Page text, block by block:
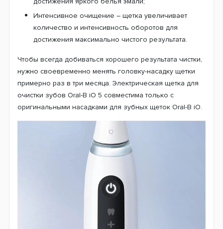
Интенсивное очищение – щетка увеличивает
количество и интенсивность оборотов для
достижения максимально чистого результата.
Чтобы всегда добиваться хорошего результата чистки,
нужно своевременно менять головку-насадку щетки
примерно раз в три месяца. Электрическая щетка для
очистки зубов Oral-B iO 5 совместима только с
оригинальными насадками для зубных щеток Oral-B iO.